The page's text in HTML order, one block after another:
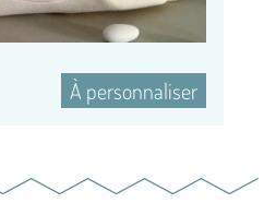
À personnaliser